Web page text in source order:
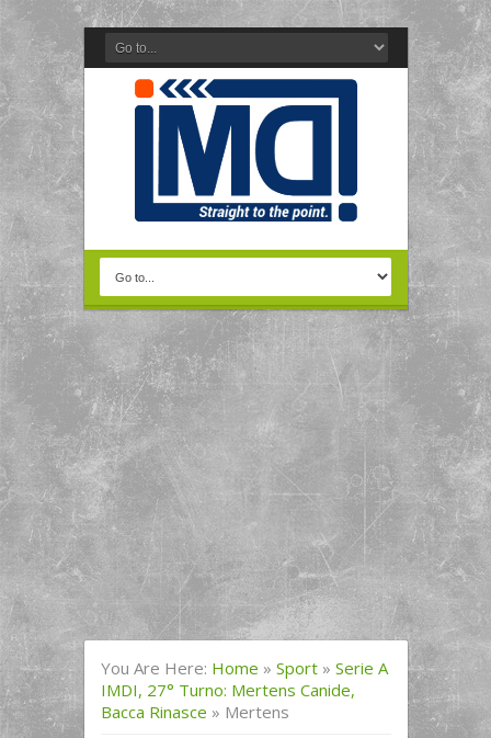
You Are Here: Home » Sport » Serie A
IMDI, 27° Turno: Mertens Canide,
Bacca Rinasce » Mertens